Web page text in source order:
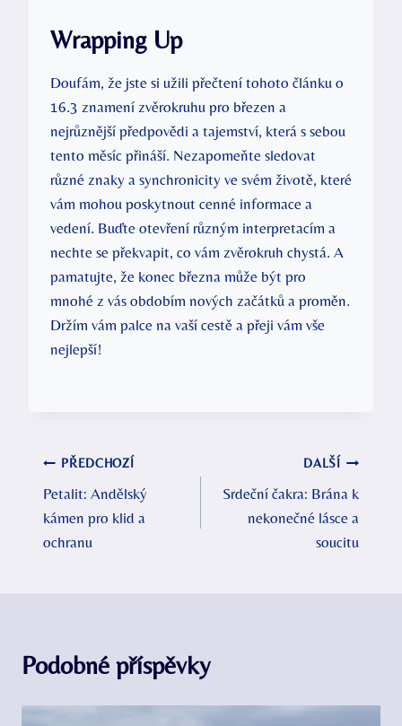
Wrapping Up
Doufám, že jste si užili přečtení tohoto článku o
16.3 znamení zvěrokruhu pro březen a
nejrůznější předpovědi a tajemství, která s sebou
tento měsíc přináší. Nezapomeňte sledovat
různé znaky a synchronicity ve svém životě, které
vám mohou poskytnout cenné informace a
vedení. Buďte otevření různým interpretacím a
nechte se překvapit, co vám zvěrokruh chystá. A
pamatujte, že konec března může být pro
mnohé z vás obdobím nových začátků a proměn.
Držím vám palce na vaší cestě a přeji vám vše
nejlepší!
Navigace
pro
příspěvek
PŘEDCHOZÍ
Petalit: Andělský
kámen pro klid a
ochranu
DALŠÍ
Srdeční čakra: Brána k
nekonečné lásce a
soucitu
Podobné příspěvky